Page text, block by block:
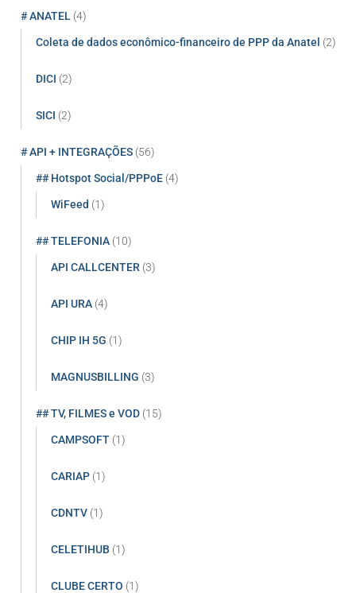
# ANATEL (4)
Coleta de dados econômico-financeiro de PPP da Anatel (2)
DICI (2)
SICI (2)
# API + INTEGRAÇÕES (56)
## Hotspot Social/PPPoE (4)
WiFeed (1)
## TELEFONIA (10)
API CALLCENTER (3)
API URA (4)
CHIP IH 5G (1)
MAGNUSBILLING (3)
## TV, FILMES e VOD (15)
CAMPSOFT (1)
CARIAP (1)
CDNTV (1)
CELETIHUB (1)
CLUBE CERTO (1)